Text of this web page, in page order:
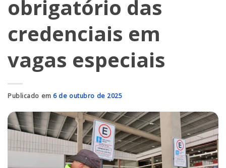
obrigatório das
credenciais em
vagas especiais
Publicado em6 de outubro de 2025